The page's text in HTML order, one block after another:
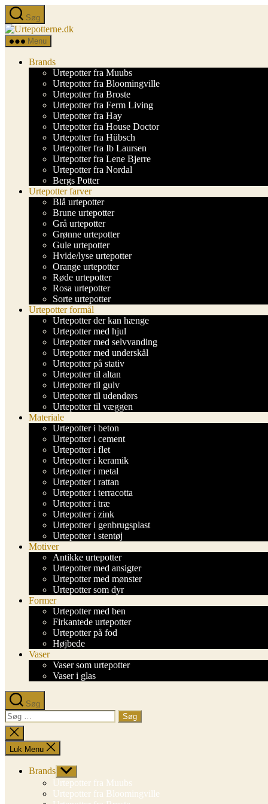
Spring
til
indholdet
Søg
Urtepotterne.dk
Menu
Brands
Urtepotter fra Muubs
Urtepotter fra Bloomingville
Urtepotter fra Broste
Urtepotter fra Ferm Living
Urtepotter fra Hay
Urtepotter fra House Doctor
Urtepotter fra Hübsch
Urtepotter fra Ib Laursen
Urtepotter fra Lene Bjerre
Urtepotter fra Nordal
Bergs Potter
Urtepotter farver
Blå urtepotter
Brune urtepotter
Grå urtepotter
Grønne urtepotter
Gule urtepotter
Hvide/lyse urtepotter
Orange urtepotter
Røde urtepotter
Rosa urtepotter
Sorte urtepotter
Urtepotter formål
Urtepotter der kan hænge
Urtepotter med hjul
Urtepotter med selvvanding
Urtepotter med underskål
Urtepotter på stativ
Urtepotter til altan
Urtepotter til gulv
Urtepotter til udendørs
Urtepotter til væggen
Materiale
Urtepotter i beton
Urtepotter i cement
Urtepotter i flet
Urtepotter i keramik
Urtepotter i metal
Urtepotter i rattan
Urtepotter i terracotta
Urtepotter i træ
Urtepotter i zink
Urtepotter i genbrugsplast
Urtepotter i stentøj
Motiver
Antikke urtepotter
Urtepotter med ansigter
Urtepotter med mønster
Urtepotter som dyr
Former
Urtepotter med ben
Firkantede urtepotter
Urtepotter på fod
Højbede
Vaser
Vaser som urtepotter
Vaser i glas
Søg
Søg
efter:
Luk
søgning
Luk Menu
Brands Vis
undermenu
Urtepotter fra Muubs
Urtepotter fra Bloomingville